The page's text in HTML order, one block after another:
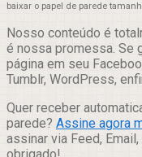
baixar o papel de parede
Nosso conteúdo é
é nossa promessa. Se
página em seu
Tumblr, WordPress,
Quer receber
parede? Assine agora
assinar via Feed,